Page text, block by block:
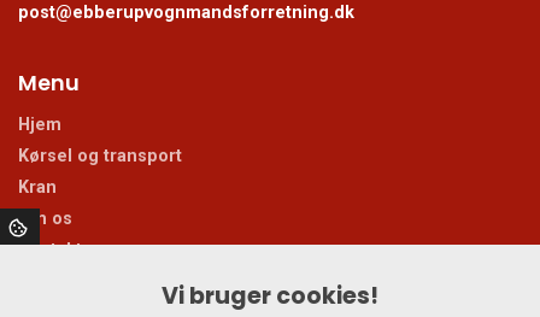
post@ebberupvognmandsforretning.dk
Menu
Hjem
Kørsel og transport
Kran
Om os
Kontakt
Vi bruger cookies!